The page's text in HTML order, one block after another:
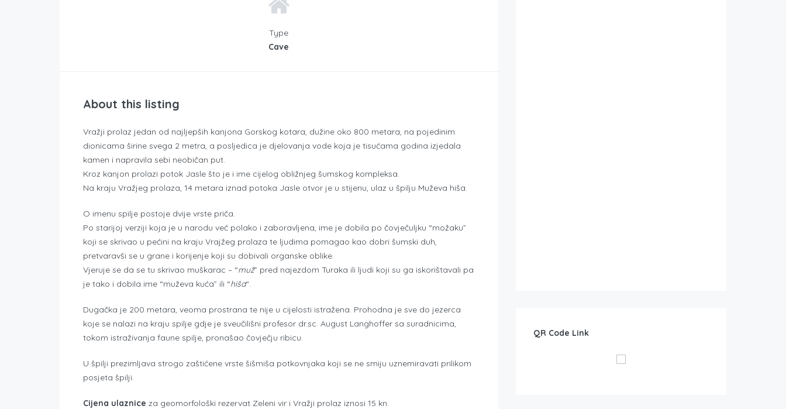
Type
Cave
About this listing
Vražji prolaz jedan od najljepših kanjona Gorskog kotara, dužine oko 800 metara, na pojedinim
dionicama širine svega 2 metra, a posljedica je djelovanja vode koja je tisućama godina izjedala
kamen i napravila sebi neobičan put.
Kroz kanjon prolazi potok Jasle što je i ime cijelog obližnjeg šumskog kompleksa.
Na kraju Vražjeg prolaza, 14 metara iznad potoka Jasle otvor je u stijenu, ulaz u špilju Muževa hiša.
O imenu spilje postoje dvije vrste priča.
Po starijoj verziji koja je u narodu već polako i zaboravljena, ime je dobila po čovječuljku “možaku”
koji se skrivao u pećini na kraju Vrajžeg prolaza te ljudima pomagao kao dobri šumski duh,
pretvaravši se u grane i korijenje koji su dobivali organske oblike.
Vjeruje se da se tu skrivao muškarac – “muž” pred najezdom Turaka ili ljudi koji su ga iskorištavali pa
je tako i dobila ime “muževa kuća” ili “hiša“.
Dugačka je 200 metara, veoma prostrana te nije u cijelosti istražena. Prohodna je sve do jezerca
koje se nalazi na kraju spilje gdje je sveučilišni profesor dr.sc. August Langhoffer sa suradnicima,
tokom istraživanja faune spilje, pronašao čovječju ribicu.
U špilji prezimljava strogo zaštićene vrste šišmiša potkovnjaka koji se ne smiju uznemiravati prilikom
posjeta špilji.
Cijena ulaznice za geomorfološki rezervat Zeleni vir i Vražji prolaz iznosi 15 kn.
QR Code Link